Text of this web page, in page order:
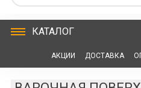
КАТАЛОГ
АКЦИИ ДОСТАВКА